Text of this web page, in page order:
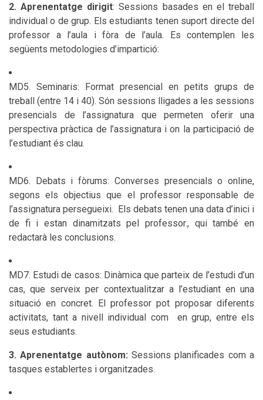
2. Aprenentatge dirigit: Sessions basades en el treball
individual o de grup. Els estudiants tenen suport directe del
professor a l’aula i fòra de l’aula. Es contemplen les
següents metodologies d’impartició:
MD5. Seminaris: Format presencial en petits grups de
treball (entre 14 i 40). Són sessions lligades a les sessions
presencials de l’assignatura que permeten oferir una
perspectiva pràctica de l’assignatura i on la participació de
l’estudiant és clau.
MD6. Debats i fòrums: Converses presencials o online,
segons els objectius que el professor responsable de
l’assignatura persegueixi. Els debats tenen una data d’inici i
de fi i estan dinamitzats pel professor., qui també en
redactarà les conclusions.
MD7. Estudi de casos: Dinàmica que parteix de l’estudi d’un
cas, que serveix per contextualitzar a l’estudiant en una
situació en concret. El professor pot proposar diferents
activitats, tant a nivell individual com en grup, entre els
seus estudiants.
3. Aprenentatge autònom: Sessions planificades com a
tasques establertes i organitzades.